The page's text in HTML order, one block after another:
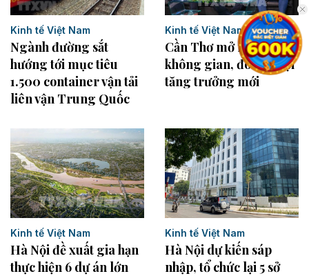
Kinh tế Việt Nam
Ngành đường sắt
hướng tới mục tiêu
1.500 container vận tải
liên vận Trung Quốc
Kinh tế Việt Nam
Cần Thơ mở rộng
không gian, đón cơ hội
tăng trưởng mới
Kinh tế Việt Nam
Hà Nội đề xuất gia hạn
thực hiện 6 dự án lớn
Kinh tế Việt Nam
Hà Nội dự kiến sáp
nhập, tổ chức lại 5 sở